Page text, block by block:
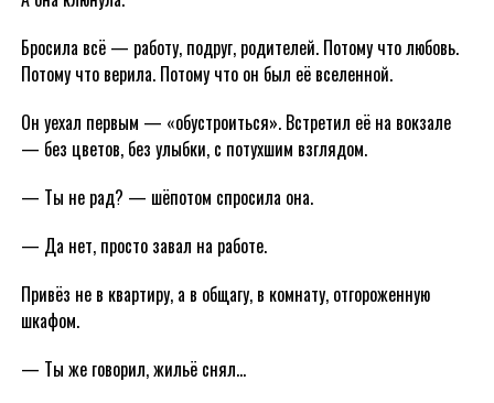
Бросила всё — работу, подруг, родителей. Потому что любовь.
Потому что верила. Потому что он был её вселенной.
Он уехал первым — «обустроиться». Встретил её на вокзале
— без цветов, без улыбки, с потухшим взглядом.
— Ты не рад? — шёпотом спросила она.
— Да нет, просто завал на работе.
Привёз не в квартиру, а в общагу, в комнату, отгороженную
шкафом.
— Ты же говорил, жильё снял…